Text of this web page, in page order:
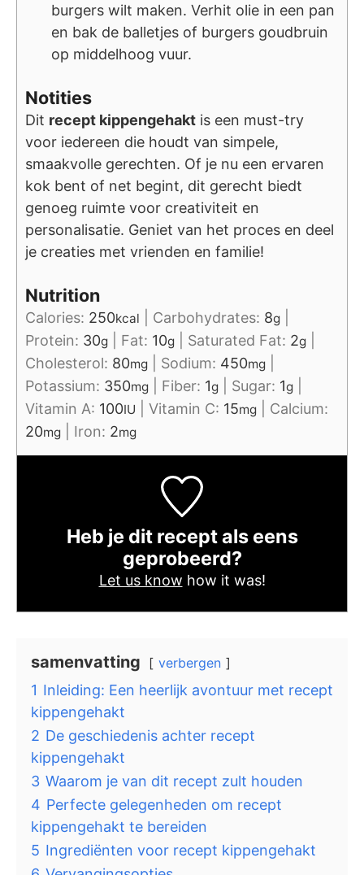
burgers wilt maken. Verhit olie in een pan
en bak de balletjes of burgers goudbruin
op middelhoog vuur.
Notities
Dit recept kippengehakt is een must-try
voor iedereen die houdt van simpele,
smaakvolle gerechten. Of je nu een ervaren
kok bent of net begint, dit gerecht biedt
genoeg ruimte voor creativiteit en
personalisatie. Geniet van het proces en deel
je creaties met vrienden en familie!
Nutrition
Calories: 250kcal Carbohydrates: 8g
Protein: 30g Fat: 10g Saturated Fat: 2g
Cholesterol: 80mg Sodium: 450mg
Potassium: 350mg Fiber: 1g Sugar: 1g
Vitamin A: 100IU Vitamin C: 15mg
Calcium:
20mg Iron: 2mg
Heb je dit recept als eens
geprobeerd?
Let us know how it was!
samenvatting verbergen
1 Inleiding: Een heerlijk avontuur met recept
kippengehakt
2 De geschiedenis achter recept
kippengehakt
3 Waarom je van dit recept zult houden
4 Perfecte gelegenheden om recept
kippengehakt te bereiden
5 Ingrediënten voor recept kippengehakt